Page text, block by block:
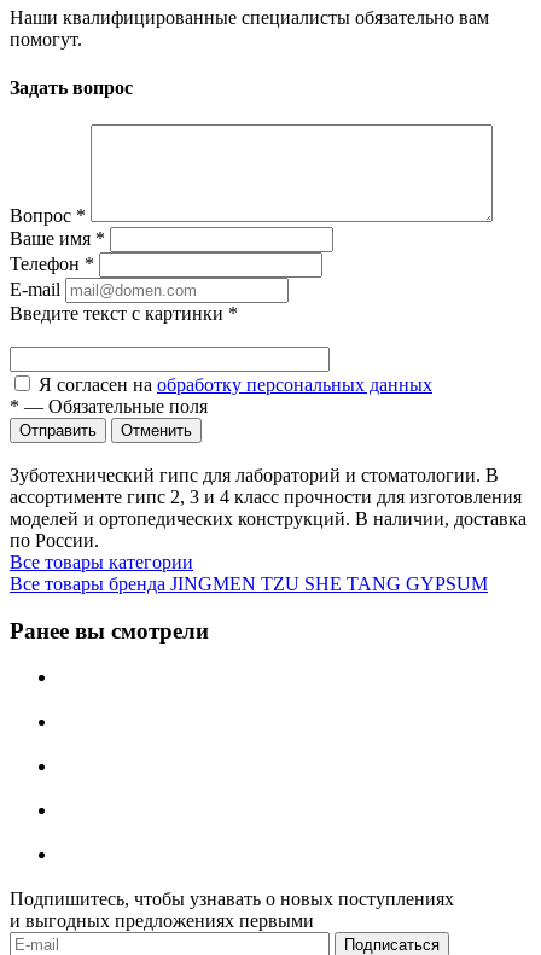
Наши квалифицированные специалисты обязательно вам
помогут.
Задать вопрос
Вопрос *
Ваше имя *
Телефон *
E-mail
Введите текст с картинки *
Я согласен на обработку персональных данных
* — Обязательные поля
Отправить Отменить
Зуботехнический гипс для лабораторий и стоматологии. В
ассортименте гипс 2, 3 и 4 класс прочности для изготовления
моделей и ортопедических конструкций. В наличии, доставка
по России.
Все товары категории
Все товары бренда JINGMEN TZU SHE TANG GYPSUM
Ранее вы смотрели
Подпишитесь, чтобы узнавать о новых поступлениях
и выгодных предложениях первыми